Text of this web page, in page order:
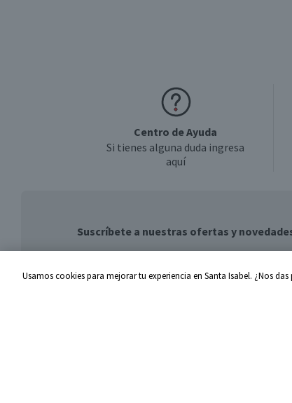
Centro de Ayuda
Si tienes alguna duda ingresa
aquí
Suscríbete a nuestras ofertas y
Usamos cookies para mejorar tu experiencia en Santa Isabel. ¿Nos